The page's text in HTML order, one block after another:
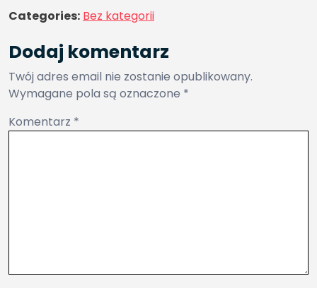
Categories: Bez kategorii
Dodaj komentarz
Twój adres email nie zostanie opublikowany.
Wymagane pola są oznaczone *
Komentarz *